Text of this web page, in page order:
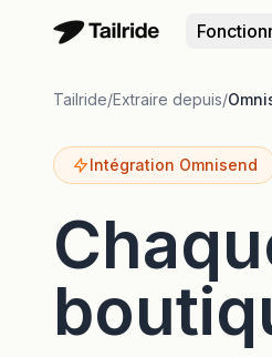
Tailride/Extraire depuis/
Intégration Omnisend